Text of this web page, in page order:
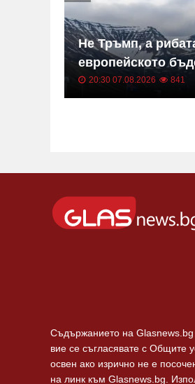
Не Тръмп, а
европейското
20:30 07.08.2026 841
Съдържанието на Glasnews.bg
вие се съгласявате с Общите
освен ако изрично не е
на линк към Glasnews.bg.